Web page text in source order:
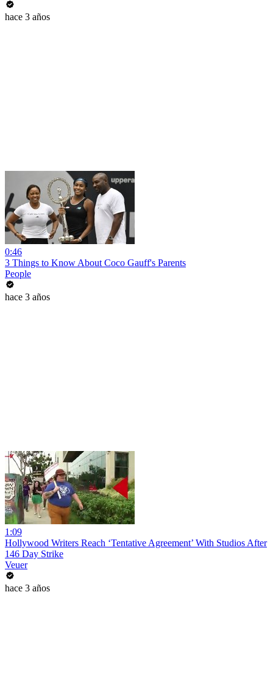
hace 3 años
0:46
3 Things to Know About Coco Gauff's Parents
People
hace 3 años
1:09
Hollywood Writers Reach ‘Tentative Agreement’ With Studios After
146 Day Strike
Veuer
hace 3 años